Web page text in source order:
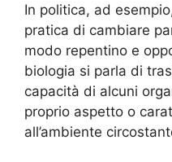
In politica, ad
pratica di cambiare
modo repentino e
biologia si parla di
capacità di alcuni
proprio aspetto o
all’ambiente